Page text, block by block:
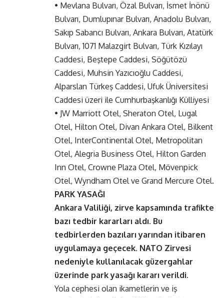
• Mevlana Bulvarı, Özal Bulvarı, İsmet İnönü
Bulvarı, Dumlupınar Bulvarı, Anadolu Bulvarı,
Sakıp Sabancı Bulvarı, Ankara Bulvarı, Atatürk
Bulvarı, 1071 Malazgirt Bulvarı, Türk Kızılayı
Caddesi, Beştepe Caddesi, Söğütözü
Caddesi, Muhsin Yazıcıoğlu Caddesi,
Alparslan Türkeş Caddesi, Ufuk Üniversitesi
Caddesi üzeri ile Cumhurbaşkanlığı Külliyesi
• JW Marriott Otel, Sheraton Otel, Lugal
Otel, Hilton Otel, Divan Ankara Otel, Bilkent
Otel, InterContinental Otel, Metropolitan
Otel, Alegria Business Otel, Hilton Garden
Inn Otel, Crowne Plaza Otel, Mövenpick
Otel, Wyndham Otel ve Grand Mercure Otel.
PARK YASAĞI
Ankara Valiliği, zirve kapsamında trafikte
bazı tedbir kararları aldı. Bu
tedbirlerden bazıları yarından itibaren
uygulamaya geçecek. NATO Zirvesi
nedeniyle kullanılacak güzergahlar
üzerinde park yasağı kararı verildi.
Yola cephesi olan ikametlerin ve iş